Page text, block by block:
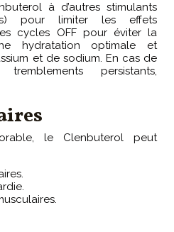
à d’autres stimulants
pour limiter les effets
cycles OFF pour éviter la
hydratation optimale et
et de sodium. En cas de
persistants,
le Clenbuterol peut